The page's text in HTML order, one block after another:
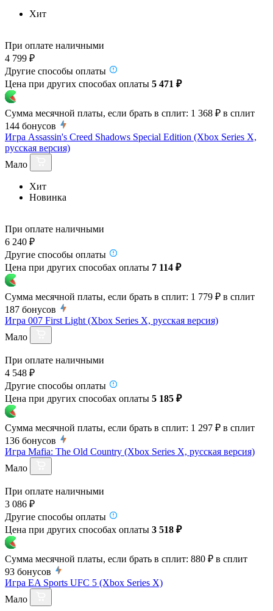
Хит
При оплате наличными
4 799 ₽
Другие способы оплаты
Цена при других способах оплаты 5 471 ₽
Сумма месячной платы, если брать в сплит: 1 368 ₽ в сплит
144 бонусов
Игра Assassin's Creed Shadows Special Edition (Xbox Series X,
русская версия)
Мало
Хит
Новинка
При оплате наличными
6 240 ₽
Другие способы оплаты
Цена при других способах оплаты 7 114 ₽
Сумма месячной платы, если брать в сплит: 1 779 ₽ в сплит
187 бонусов
Игра 007 First Light (Xbox Series X, русская версия)
Мало
При оплате наличными
4 548 ₽
Другие способы оплаты
Цена при других способах оплаты 5 185 ₽
Сумма месячной платы, если брать в сплит: 1 297 ₽ в сплит
136 бонусов
Игра Mafia: The Old Country (Xbox Series X, русская версия)
Мало
При оплате наличными
3 086 ₽
Другие способы оплаты
Цена при других способах оплаты 3 518 ₽
Сумма месячной платы, если брать в сплит: 880 ₽ в сплит
93 бонусов
Игра EA Sports UFC 5 (Xbox Series X)
Мало